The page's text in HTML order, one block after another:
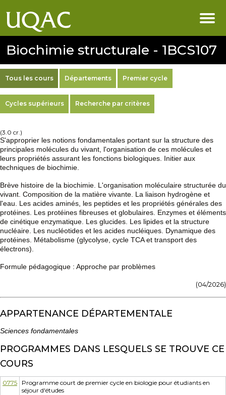
Biochimie structurale - 1BCS107
Tous les cours Départements Premier cycle
Cycles supérieurs Recherche par critères
(3.0 cr.)
S'approprier les notions fondamentales portant sur la structure des
principales molécules du vivant, l'organisation de ces molécules et
leurs propriétés assurant les fonctions biologiques. Initier aux
techniques de biochimie.
Brève histoire de la biochimie. L'organisation moléculaire structurée du
vivant. Composition de la matière vivante. La liaison hydrogène et
l'eau. Les acides aminés, les peptides et les propriétés générales des
protéines. Les protéines fibreuses et globulaires. Enzymes et éléments
de cinétique enzymatique. Les glucides. Les lipides et la structure
nucléaire. Les nucléotides et les acides nucléiques. Dynamique des
protéines. Métabolisme (glycolyse, cycle TCA et transport des
électrons).
Formule pédagogique : Approche par problèmes
(04/2026)
APPARTENANCE DÉPARTEMENTALE
Sciences fondamentales
PROGRAMMES DANS LESQUELS SE TROUVE CE
COURS
0775
Programme court de premier cycle en biologie pour étudiants en
séjour d'études